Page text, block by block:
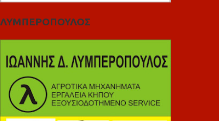
ΛΥΜΠΕΡΟΠΟΥΛΟΣ